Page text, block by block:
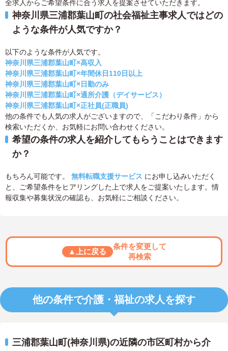
全求人からご希望条件に合う求人を提案させていただきます。
神奈川県三浦郡葉山町の社会福祉主事求人ではどの
ような条件が人気ですか？
以下のような条件が人気です。
神奈川県三浦郡葉山町×高収入
神奈川県三浦郡葉山町×年間休日110日以上
神奈川県三浦郡葉山町×日勤のみ
神奈川県三浦郡葉山町×通所介護（デイサービス）
神奈川県三浦郡葉山町×正社員(正職員)
他の条件でも人気の求人がございますので、「こだわり条件」から
検索いただくか、お気軽にお問い合わせください。
希望の条件の求人を紹介してもらうことはできます
か？
もちろん可能です。 無料転職支援サービス にお申し込みいただく
と、ご希望条件をヒアリングした上で求人をご提案いたします。情
報収集や募集状況の確認も、お気軽にご相談ください。
▲上に戻る
条件を変更して
再検索
他の条件で介護・福祉の求人を探す
三浦郡葉山町(神奈川県)の近隣の市区町村から介